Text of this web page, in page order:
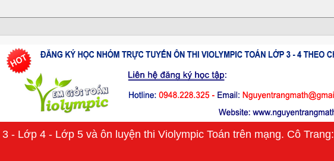
- Lớp 4 - Lớp 5 và ôn luyện thi Violympic Toán trên mạng. Cô Trang: